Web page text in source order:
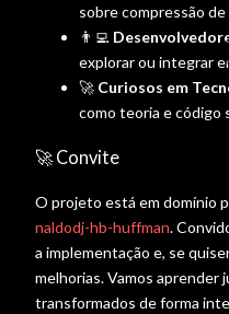
sobre compressão
👨‍💻
explorar ou integrar
🚀 Curiosos em
como teoria e código
🚀 Convite
O projeto está em domínio
naldodj-hb-huffman.
a implementação e, se
melhorias. Vamos aprender
transformados de forma